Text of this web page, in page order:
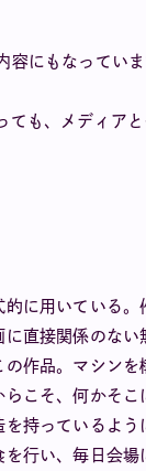
にもなってい
も、メディア
に用いている
直接関係のな
作品。マシン
こそ、何かそ
持っているよ
行い、毎日会